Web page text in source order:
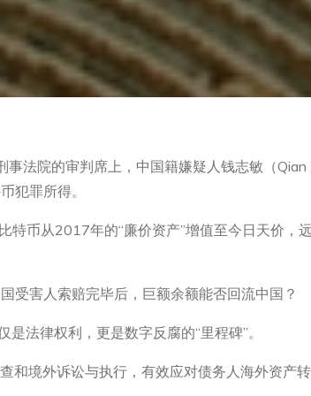
法院的审判席上，中国籍嫌疑人钱志敏（Qian
犯罪所得。
币从2017年的“廉价资产”增值至今日天价，
受害人索赔完毕后，巨额余额能否回流中国？
法律权利，更是数字反腐的“里程碑”。
境外诉讼与执行，有效应对债务人海外资产转